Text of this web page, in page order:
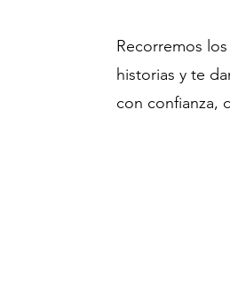
Recorremos
historias y te
con confianza,